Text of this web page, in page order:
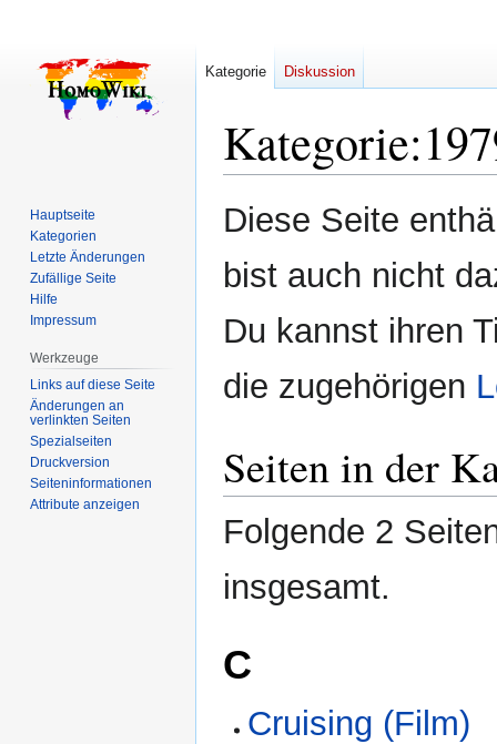
Kategorie:
Zur
Navigation
Zur
Suche
Diese Seite
bist auch nicht
Du kannst ihren
die zugehörigen
Seiten in der
Folgende 2
insgesamt.
C
Cruising (Film)
Kategorie Diskussion
Hauptseite
Kategorien
Letzte Änderungen
Zufällige Seite
Hilfe
Impressum
Werkzeuge
Links auf diese Seite
Änderungen an
verlinkten Seiten
Spezialseiten
Druckversion
Seiten­­informationen
Attribute anzeigen